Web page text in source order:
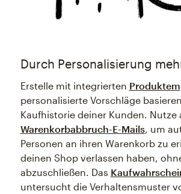
Durch Personalisierung
Erstelle mit integrierten
personalisierte Vorschläge
Kaufhistorie deiner Kunden. Nutze
Warenkorbabbruch-E-Mails, um
Personen an ihren Warenkorb zu
deinen Shop verlassen haben,
abzuschließen. Das
untersucht die Verhaltensmuster